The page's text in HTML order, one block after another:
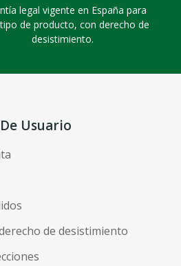
legal vigente en España para
de producto, con derecho de
desistimiento.
Usuario
de desistimiento